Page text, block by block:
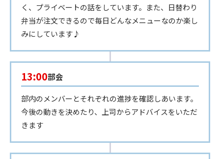
く、プライベートの話をしています。また、日替わり
弁当が注文できるので毎日どんなメニューなのか楽し
みにしています♪
13:00部会
部内のメンバーとそれぞれの進捗を確認しあいます。
今後の動きを決めたり、上司からアドバイスをいただ
きます